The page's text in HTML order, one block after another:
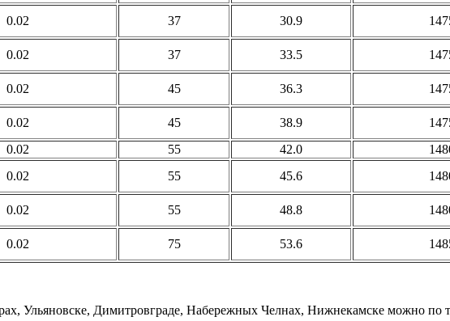
0.02 37 30.9
0.02 37 33.5
0.02 45 36.3
0.02 45 38.9
0.02 55 42.0
0.02 55 45.6
0.02 55 48.8
0.02 75 53.6
Ульяновске, Димитровграде, Набережных Челнах, Нижнекамске можно по